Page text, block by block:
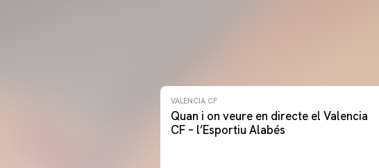
VALENCIA CF
Quan i on veure en directe el Valencia
CF – l’Esportiu Alabés